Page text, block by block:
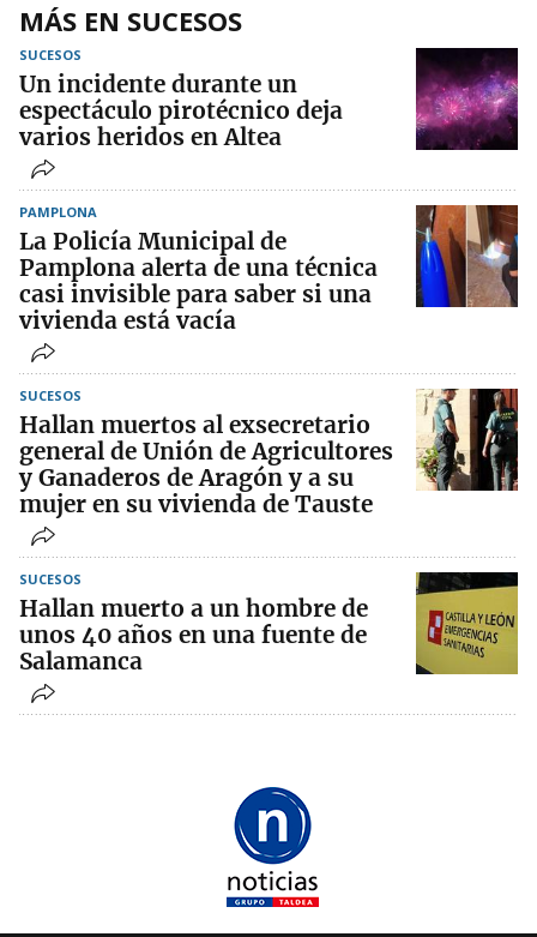
MÁS EN SUCESOS
SUCESOS
Un incidente durante un
espectáculo pirotécnico deja
varios heridos en Altea
PAMPLONA
La Policía Municipal de
Pamplona alerta de una técnica
casi invisible para saber si una
vivienda está vacía
SUCESOS
Hallan muertos al exsecretario
general de Unión de Agricultores
y Ganaderos de Aragón y a su
mujer en su vivienda de Tauste
SUCESOS
Hallan muerto a un hombre de
unos 40 años en una fuente de
Salamanca